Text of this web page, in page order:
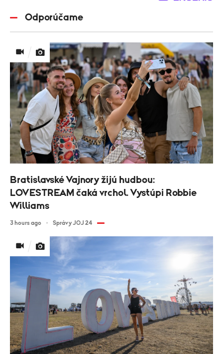
Odporúčame
Bratislavské Vajnory žijú hudbou:
LOVESTREAM čaká vrchol. Vystúpi Robbie
Williams
3 hours ago Správy JOJ 24